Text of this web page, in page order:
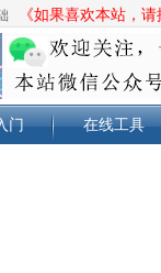
《如果喜欢本站，
门 在线工具